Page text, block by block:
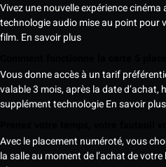
Vivez une nouvelle expérience
technologie audio mise au point pour
film. En savoir plus
Vous donne accès à un tarif
valable 3 mois, après la date d’achat,
supplément technologieEn savoir plus
Avec le placement numéroté, vous
la salle au moment de l’achat de